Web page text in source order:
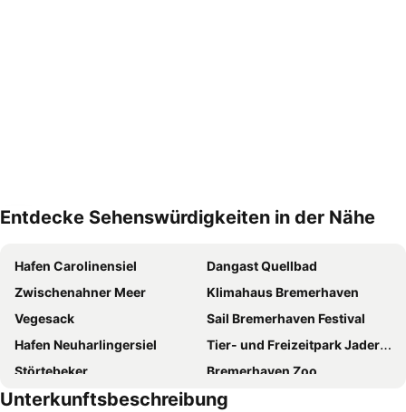
Entdecke Sehenswürdigkeiten in der Nähe
Hafen Carolinensiel
Dangast Quellbad
Zwischenahner Meer
Klimahaus Bremerhaven
Vegesack
Sail Bremerhaven Festival
Hafen Neuharlingersiel
Tier- und Freizeitpark Jaderpark
Störtebeker
Bremerhaven Zoo
Spielscheune Burhave
Altenwalde
Unterkunftsbeschreibung